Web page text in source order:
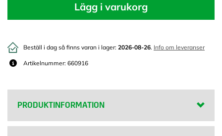
Lägg i varukorg
Beställ i dag så finns varan i lager: 2026-08-26. Info om leveranser
Artikelnummer: 660916
PRODUKTINFORMATION